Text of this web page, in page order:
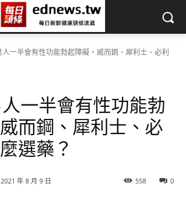
一半會有性功能勃起障礙，威而鋼、犀利士、必利
一半會有性功能勃
而鋼、犀利士、必
選藥？
2021 年 8 月 9 日 0
558